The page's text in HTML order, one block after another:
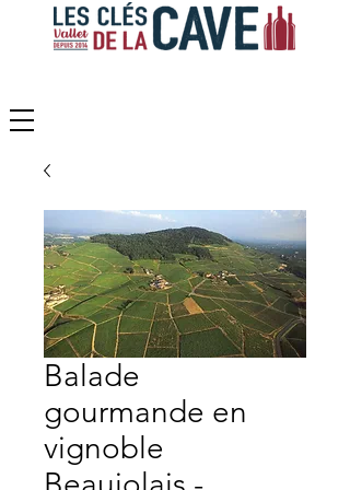
Balade
gourmande en
vignoble